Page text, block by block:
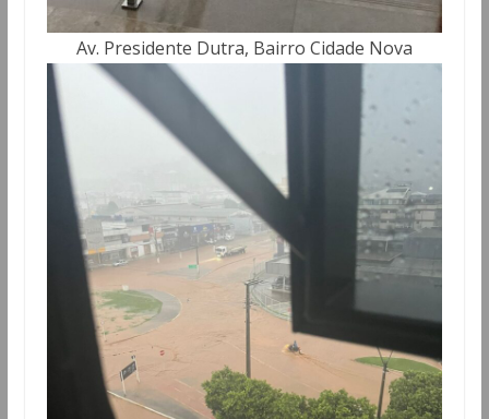
Av. Presidente Dutra, Bairro Cidade Nova